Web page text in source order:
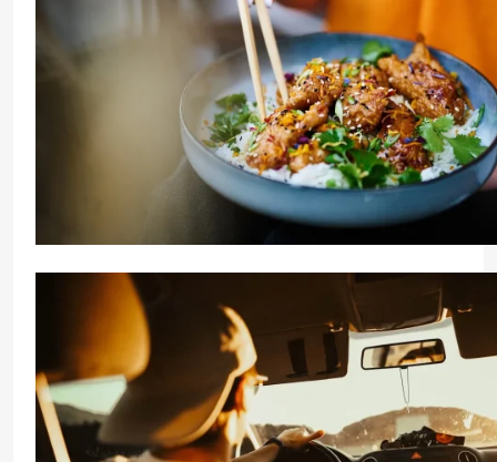
Ce obiceiuri de masă sunt considerate